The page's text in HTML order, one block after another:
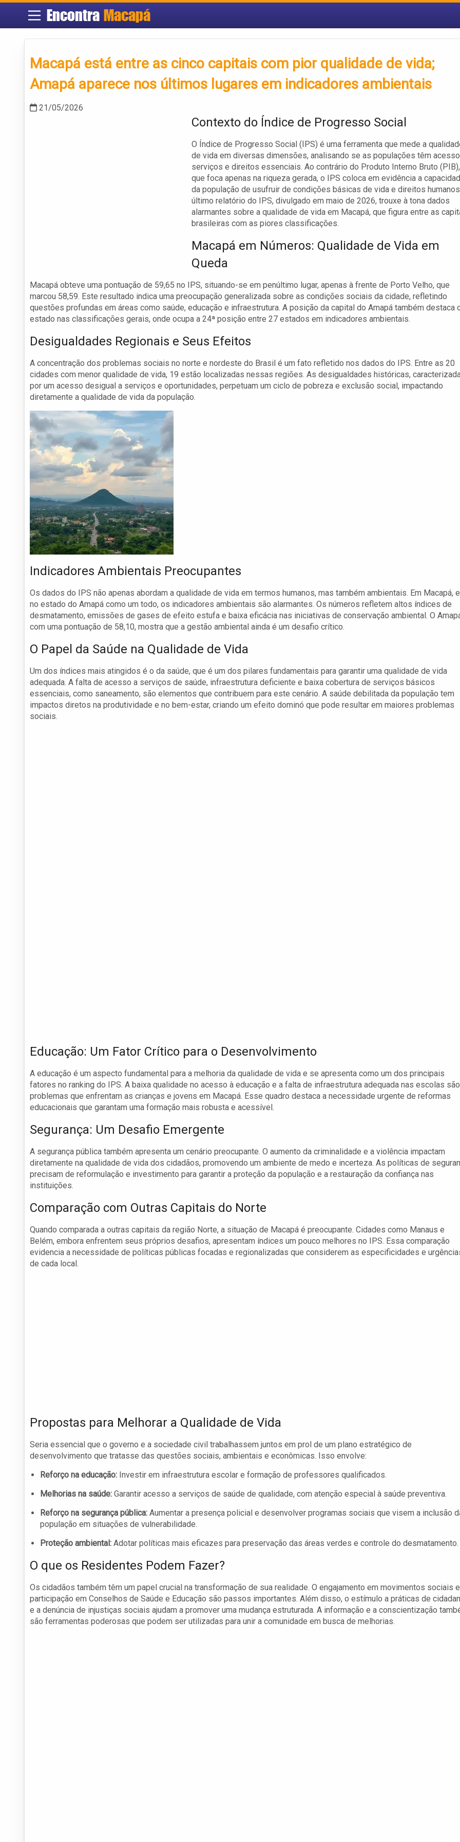
Encontra Macapá
Macapá está entre as cinco capitais com pior qualidade de vida;
Amapá aparece nos últimos lugares em indicadores ambientais
21/05/2026
Contexto do Índice de Progresso Social
O Índice de Progresso Social (IPS) é uma ferramenta que mede a
de vida em diversas dimensões, analisando se as populações têm
serviços e direitos essenciais. Ao contrário do Produto Interno Bruto (PIB),
que foca apenas na riqueza gerada, o IPS coloca em evidência a
da população de usufruir de condições básicas de vida e direitos
último relatório do IPS, divulgado em maio de 2026, trouxe à tona dados
alarmantes sobre a qualidade de vida em Macapá, que figura entre as
brasileiras com as piores classificações.
Macapá em Números: Qualidade de Vida em
Queda
Macapá obteve uma pontuação de 59,65 no IPS, situando-se em penúltimo lugar, apenas à frente de Porto Velho, que
marcou 58,59. Este resultado indica uma preocupação generalizada sobre as condições sociais da cidade, refletindo
questões profundas em áreas como saúde, educação e infraestrutura. A posição da capital do Amapá também destaca
estado nas classificações gerais, onde ocupa a 24ª posição entre 27 estados em indicadores ambientais.
Desigualdades Regionais e Seus Efeitos
A concentração dos problemas sociais no norte e nordeste do Brasil é um fato refletido nos dados do IPS. Entre as 20
cidades com menor qualidade de vida, 19 estão localizadas nessas regiões. As desigualdades históricas,
por um acesso desigual a serviços e oportunidades, perpetuam um ciclo de pobreza e exclusão social, impactando
diretamente a qualidade de vida da população.
Indicadores Ambientais Preocupantes
Os dados do IPS não apenas abordam a qualidade de vida em termos humanos, mas também ambientais. Em Macapá, e
no estado do Amapá como um todo, os indicadores ambientais são alarmantes. Os números refletem altos índices de
desmatamento, emissões de gases de efeito estufa e baixa eficácia nas iniciativas de conservação ambiental. O
com uma pontuação de 58,10, mostra que a gestão ambiental ainda é um desafio crítico.
O Papel da Saúde na Qualidade de Vida
Um dos índices mais atingidos é o da saúde, que é um dos pilares fundamentais para garantir uma qualidade de vida
adequada. A falta de acesso a serviços de saúde, infraestrutura deficiente e baixa cobertura de serviços básicos
essenciais, como saneamento, são elementos que contribuem para este cenário. A saúde debilitada da população tem
impactos diretos na produtividade e no bem-estar, criando um efeito dominó que pode resultar em maiores problemas
sociais.
Educação: Um Fator Crítico para o Desenvolvimento
A educação é um aspecto fundamental para a melhoria da qualidade de vida e se apresenta como um dos principais
fatores no ranking do IPS. A baixa qualidade no acesso à educação e a falta de infraestrutura adequada nas escolas são
problemas que enfrentam as crianças e jovens em Macapá. Esse quadro destaca a necessidade urgente de reformas
educacionais que garantam uma formação mais robusta e acessível.
Segurança: Um Desafio Emergente
A segurança pública também apresenta um cenário preocupante. O aumento da criminalidade e a violência impactam
diretamente na qualidade de vida dos cidadãos, promovendo um ambiente de medo e incerteza. As políticas de
precisam de reformulação e investimento para garantir a proteção da população e a restauração da confiança nas
instituições.
Comparação com Outras Capitais do Norte
Quando comparada a outras capitais da região Norte, a situação de Macapá é preocupante. Cidades como Manaus e
Belém, embora enfrentem seus próprios desafios, apresentam índices um pouco melhores no IPS. Essa comparação
evidencia a necessidade de políticas públicas focadas e regionalizadas que considerem as especificidades e
de cada local.
Propostas para Melhorar a Qualidade de Vida
Seria essencial que o governo e a sociedade civil trabalhassem juntos em prol de um plano estratégico de
desenvolvimento que tratasse das questões sociais, ambientais e econômicas. Isso envolve:
Reforço na educação: Investir em infraestrutura escolar e formação de professores qualificados.
Melhorias na saúde: Garantir acesso a serviços de saúde de qualidade, com atenção especial à saúde preventiva.
Reforço na segurança pública: Aumentar a presença policial e desenvolver programas sociais que visem a inclusão
população em situações de vulnerabilidade.
Proteção ambiental: Adotar políticas mais eficazes para preservação das áreas verdes e controle do desmatamento.
O que os Residentes Podem Fazer?
Os cidadãos também têm um papel crucial na transformação de sua realidade. O engajamento em movimentos sociais
participação em Conselhos de Saúde e Educação são passos importantes. Além disso, o estímulo a práticas de
e a denúncia de injustiças sociais ajudam a promover uma mudança estruturada. A informação e a conscientização
são ferramentas poderosas que podem ser utilizadas para unir a comunidade em busca de melhorias.